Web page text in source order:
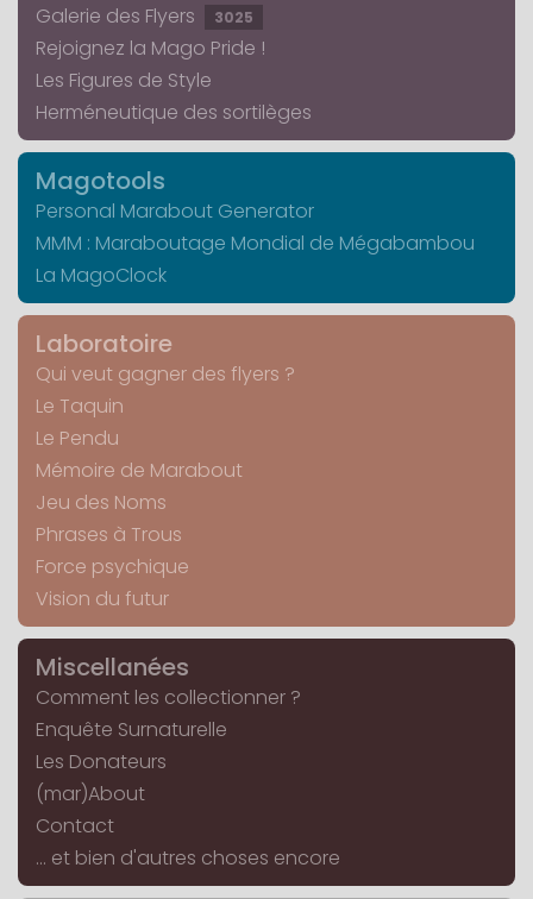
Galerie des Flyers
3025
Rejoignez la Mago Pride !
Les Figures de Style
Herméneutique des sortilèges
Magotools
Personal Marabout Generator
MMM : Maraboutage Mondial de Mégabambou
La MagoClock
Laboratoire
Qui veut gagner des flyers ?
Le Taquin
Le Pendu
Mémoire de Marabout
Jeu des Noms
Phrases à Trous
Force psychique
Vision du futur
Miscellanées
Comment les collectionner ?
Enquête Surnaturelle
Les Donateurs
(mar)About
Contact
... et bien d'autres choses encore